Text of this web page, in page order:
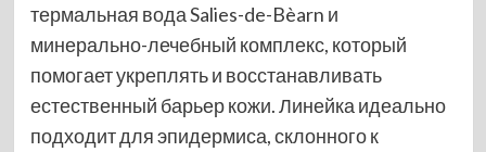
термальная вода Salies-de-Bèarn и
минерально-лечебный комплекс, который
помогает укреплять и восстанавливать
естественный барьер кожи. Линейка идеально
подходит для эпидермиса, склонного к